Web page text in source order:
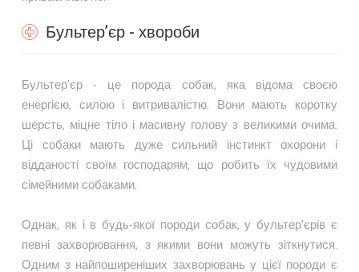
Бультер’єр - хвороби
Бультер'єр - це порода собак, яка відома своєю
енергією, силою і витривалістю. Вони мають коротку
шерсть, міцне тіло і масивну голову з великими очима.
Ці собаки мають дуже сильний інстинкт охорони і
відданості своїм господарям, що робить їх чудовими
сімейними собаками.
Однак, як і в будь-якої породи собак, у бультер'єрів є
певні захворювання, з якими вони можуть зіткнутися.
Одним з найпоширеніших захворювань у цієї породи є